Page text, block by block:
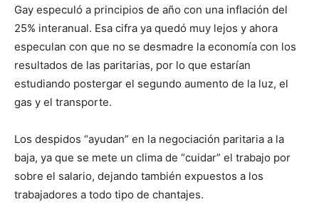
Gay especuló a principios de año con una inflación del
25% interanual. Esa cifra ya quedó muy lejos y ahora
especulan con que no se desmadre la economía con los
resultados de las paritarias, por lo que estarían
estudiando postergar el segundo aumento de la luz, el
gas y el transporte.
Los despidos “ayudan” en la negociación paritaria a la
baja, ya que se mete un clima de “cuidar” el trabajo por
sobre el salario, dejando también expuestos a los
trabajadores a todo tipo de chantajes.